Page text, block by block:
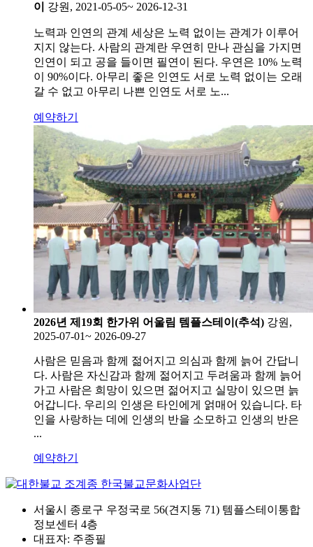
이
강원, 2021-05-05~ 2026-12-31
노력과 인연의 관계 세상은 노력 없이는 관계가 이루어
지지 않는다. 사람의 관계란 우연히 만나 관심을 가지면
인연이 되고 공을 들이면 필연이 된다. 우연은 10% 노력
이 90%이다. 아무리 좋은 인연도 서로 노력 없이는 오래
갈 수 없고 아무리 나쁜 인연도 서로 노...
예약하기
2026년 제19회 한가위 어울림 템플스테이(추석) 강원,
2025-07-01~ 2026-09-27
사람은 믿음과 함께 젊어지고 의심과 함께 늙어 간답니
다. 사람은 자신감과 함께 젊어지고 두려움과 함께 늙어
가고 사람은 희망이 있으면 젊어지고 실망이 있으면 늙
어갑니다. 우리의 인생은 타인에게 얽매어 있습니다. 타
인을 사랑하는 데에 인생의 반을 소모하고 인생의 반은
...
예약하기
서울시 종로구 우정국로 56(견지동 71) 템플스테이통합
정보센터 4층
대표자: 주종필